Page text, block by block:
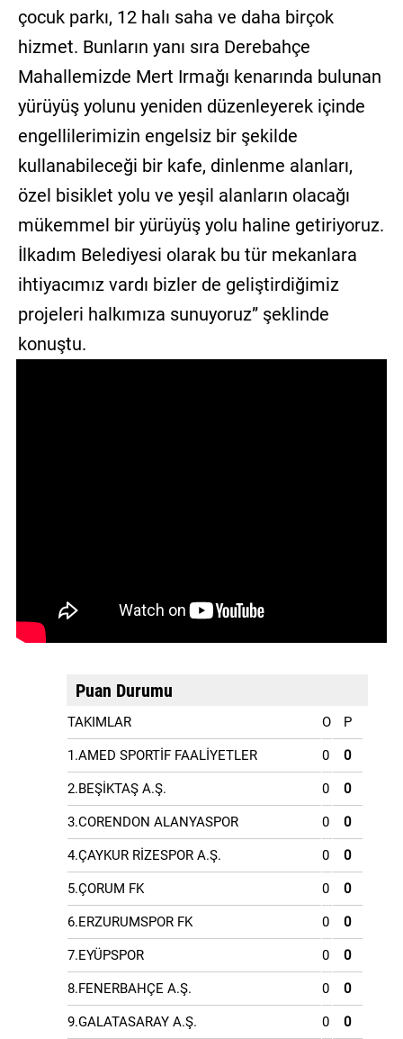
çocuk parkı, 12 halı saha ve daha birçok
hizmet. Bunların yanı sıra Derebahçe
Mahallemizde Mert Irmağı kenarında bulunan
yürüyüş yolunu yeniden düzenleyerek içinde
engellilerimizin engelsiz bir şekilde
kullanabileceği bir kafe, dinlenme alanları,
özel bisiklet yolu ve yeşil alanların olacağı
mükemmel bir yürüyüş yolu haline getiriyoruz.
İlkadım Belediyesi olarak bu tür mekanlara
ihtiyacımız vardı bizler de geliştirdiğimiz
projeleri halkımıza sunuyoruz” şeklinde
konuştu.
Puan Durumu
TAKIMLAR O P
1.AMED SPORTİF FAALİYETLER 0 0
2.BEŞİKTAŞ A.Ş. 0 0
3.CORENDON ALANYASPOR 0 0
4.ÇAYKUR RİZESPOR A.Ş. 0 0
5.ÇORUM FK 0 0
6.ERZURUMSPOR FK 0 0
7.EYÜPSPOR 0 0
8.FENERBAHÇE A.Ş. 0 0
9.GALATASARAY A.Ş. 0 0